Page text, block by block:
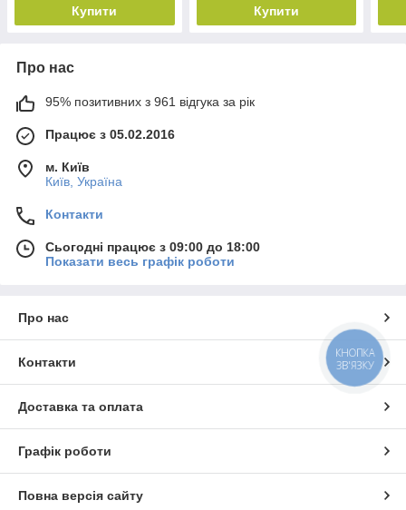
Купити Купити
Про нас
95% позитивних з 961 відгука за рік
Працює з 05.02.2016
м. Київ
Київ, Україна
Контакти
Сьогодні працює з 09:00 до 18:00
Показати весь графік роботи
Про нас
Контакти
Доставка та оплата
Графік роботи
Повна версія сайту
КНОПКА
ЗВ'ЯЗКУ